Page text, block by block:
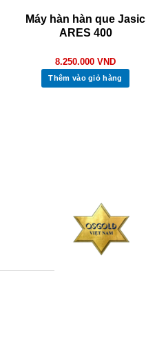
Máy hàn hàn que Jasic
ARES 400
8.250.000 VND
Thêm vào giỏ hàng